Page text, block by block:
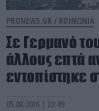
PRONEWS.GR / ΚΟΙΝΩΝΙΑ
Σε Γερμανό
άλλους επτά
εντοπίστηκε
05.08.2026 | 22:49